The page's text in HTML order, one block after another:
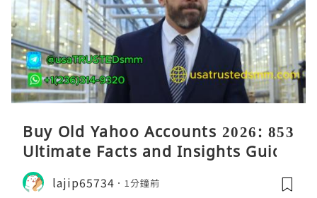
Buy Old Yahoo Accounts 2026: 853
Ultimate Facts and Insights Guide
lajip65734 1分鐘前